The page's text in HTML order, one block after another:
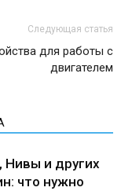
Следующая статья
для работы с
двигателем
Нивы и других
что нужно